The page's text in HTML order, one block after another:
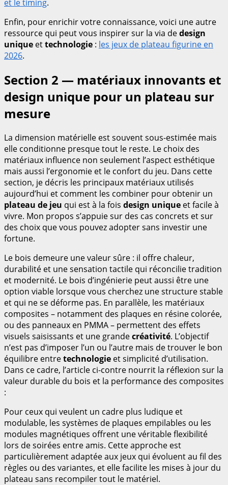
et le timing.
Enfin, pour enrichir votre connaissance, voici une autre
ressource qui peut vous inspirer sur la via dedesign
unique ettechnologie : les jeux de plateau figurine en
2026.
Section 2 — matériaux innovants et
design unique pour un plateau sur
mesure
La dimension matérielle est souvent sous-estimée mais
elle conditionne presque tout le reste. Le choix des
matériaux influence non seulement l’aspect esthétique
mais aussi l’ergonomie et le confort du jeu. Dans cette
section, je décris les principaux matériaux utilisés
aujourd’hui et comment les combiner pour obtenir un
plateau de jeu qui est à la fois design unique et facile à
vivre. Mon propos s’appuie sur des cas concrets et sur
des choix que vous pouvez adopter sans investir une
fortune.
Le bois demeure une valeur sûre : il offre chaleur,
durabilité et une sensation tactile qui réconcilie tradition
et modernité. Le bois d’ingénierie peut aussi être une
option viable lorsque vous cherchez une structure stable
et qui ne se déforme pas. En parallèle, les matériaux
composites – notamment des plaques en résine colorée,
ou des panneaux en PMMA – permettent des effets
visuels saisissants et une grandecréativité. L’objectif
n’est pas d’imposer l’un ou l’autre mais de trouver le bon
équilibre entretechnologie et simplicité d’utilisation.
Dans ce cadre, l’article ci-contre nourrit la réflexion sur la
valeur durable du bois et la performance des composites
:
Pour ceux qui veulent un cadre plus ludique et
modulable, les systèmes de plaques empilables ou les
modules magnétiques offrent une véritable flexibilité
lors de soirées entre amis. Cette approche est
particulièrement adaptée aux jeux qui évoluent au fil des
règles ou des variantes, et elle facilite les mises à jour du
plateau sans recompiler tout le matériel.